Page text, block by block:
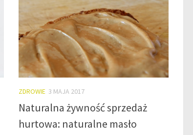
ZDROWIE 3 MAJA 2017
Naturalna żywność sprzedaż
hurtowa: naturalne masło